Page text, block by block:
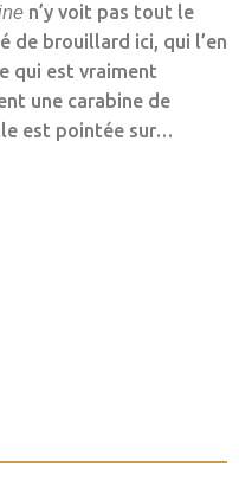
n’y voit pas tout le
de brouillard ici, qui l’en
qui est vraiment
une carabine de
est pointée sur…